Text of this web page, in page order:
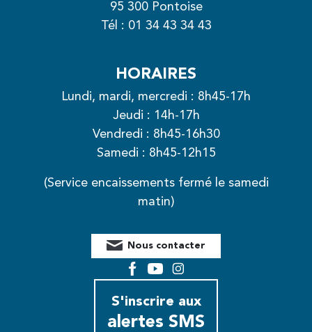
95 300 Pontoise
Tél : 01 34 43 34 43
HORAIRES
Lundi, mardi, mercredi : 8h45-17h
Jeudi : 14h-17h
Vendredi : 8h45-16h30
Samedi : 8h45-12h15
(Service encaissements fermé le samedi
matin)
Nous contacter
FacebookYouTubeInstagram
S'inscrire aux
alertes SMS